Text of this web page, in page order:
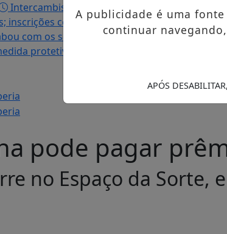
Intercambista palmense comenta sobre sua
inscrições começam nesta terça-feira (21)
com os sonhos”, diz irmão da moradora
protetiva e tentativa de feminicídio, PCPR
pode pagar
no Espaço da Sorte,
A publicidade é uma
continuar
APÓS